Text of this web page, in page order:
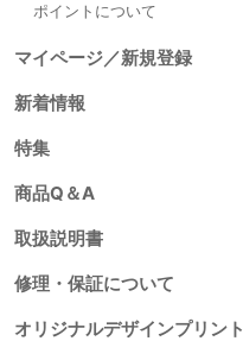
ポイントについて
マイページ／新規登録
新着情報
特集
商品Q＆A
取扱説明書
修理・保証について
オリジナルデザインプリント